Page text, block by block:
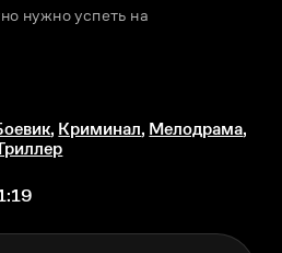
нужно успеть на
, Криминал, Мелодрама,